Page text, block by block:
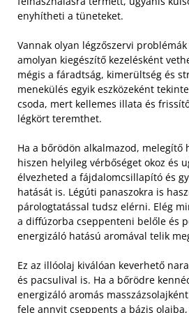
enyhítheti a tüneteket.
Vannak olyan légzőszervi
amolyan kiegészítő kezelésként
mégis a fáradtság, kimerültség és
menekülés egyik eszközeként
csoda, mert kellemes illata és
légkört teremthet.
Ha a bőrödön alkalmazod, melegítő
hiszen helyileg vérbőséget okoz és
élvezheted a fájdalomcsillapító és
hatását is. Légúti panaszokra is
párologtatással tudsz elérni. Elég
a diffúzorba cseppenteni belőle és
energizáló hatású aromával telik
Ez az illóolaj kiválóan keverhető
és pacsulival is. Ha a bőrödre
energizáló aromás
fele annyit cseppents a bázis